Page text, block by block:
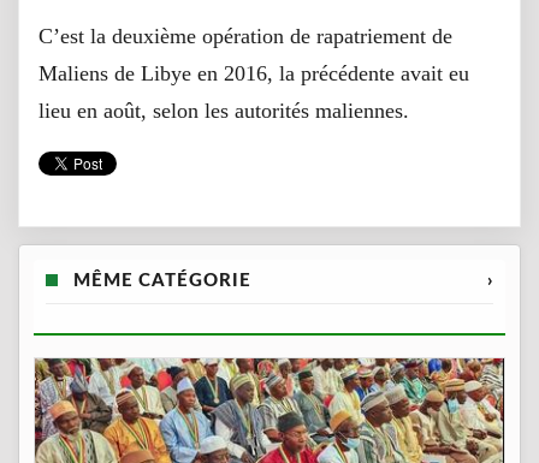
C’est la deuxième opération de rapatriement de
Maliens de Libye en 2016, la précédente avait eu
lieu en août, selon les autorités maliennes.
MÊME CATÉGORIE ›